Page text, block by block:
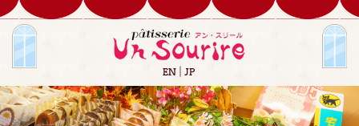
EN JP